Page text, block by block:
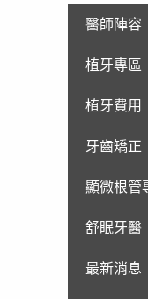
醫師陣容
植牙專區
植牙費用
牙齒矯正
顯微根管
舒眠牙醫
最新消息